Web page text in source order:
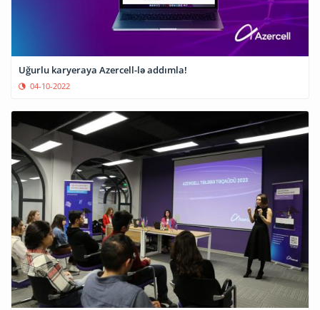
Uğurlu karyeraya Azercell-lə addımla!
04-10-2022